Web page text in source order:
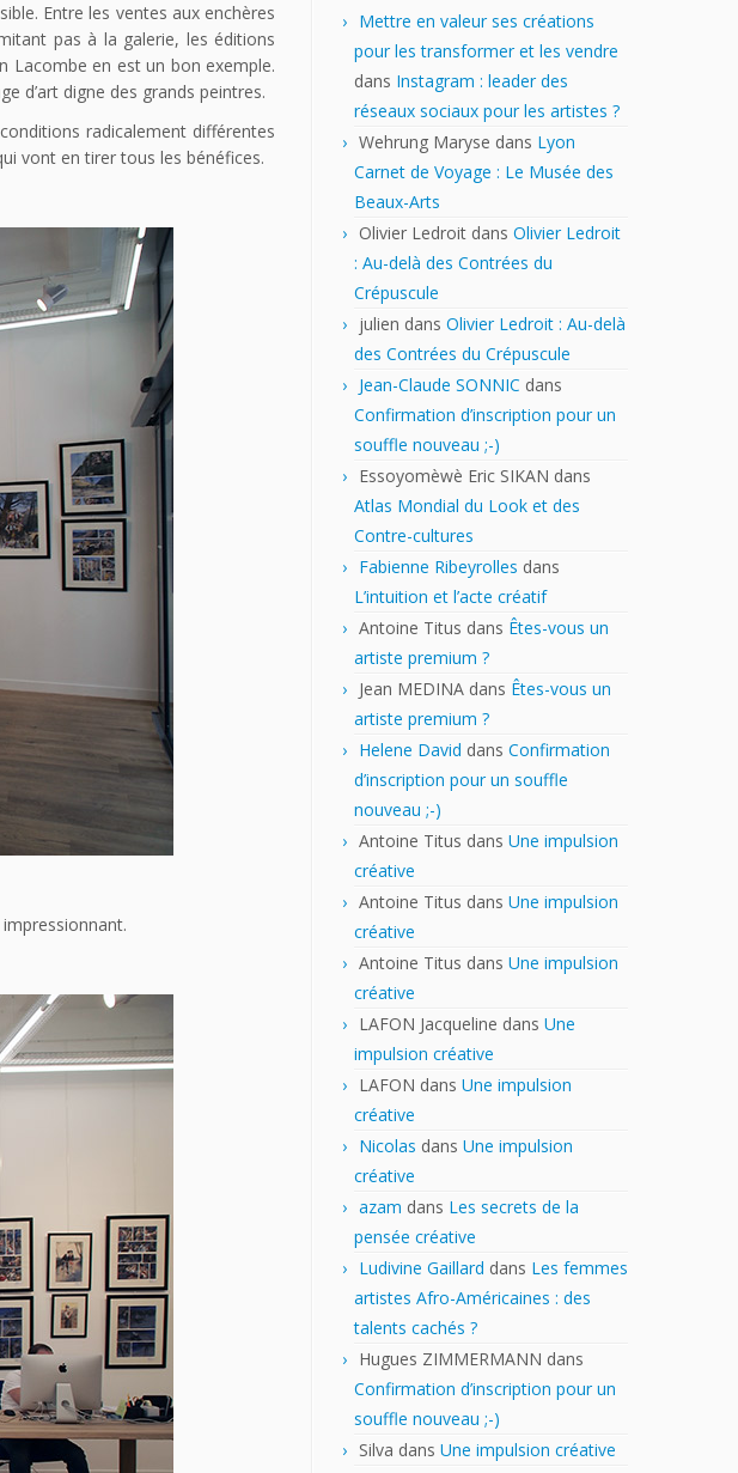
Entre les ventes aux enchères
pas à la galerie, les éditions
Lacombe en est un bon exemple.
d’art digne des grands peintres.
radicalement différentes
vont en tirer tous les bénéfices.
Mettre en valeur ses créations
pour les transformer et les vendre
dans Instagram : leader des
réseaux sociaux pour les artistes ?
Wehrung Maryse dans Lyon
Carnet de Voyage : Le Musée des
Beaux-Arts
Olivier Ledroit dans Olivier Ledroit
: Au-delà des Contrées du
Crépuscule
julien dans Olivier Ledroit : Au-delà
des Contrées du Crépuscule
Jean-Claude SONNIC dans
Confirmation d’inscription pour un
souffle nouveau ;-)
Essoyomèwè Eric SIKAN dans
Atlas Mondial du Look et des
Contre-cultures
Fabienne Ribeyrolles dans
L’intuition et l’acte créatif
Antoine Titus dans Êtes-vous un
artiste premium ?
Jean MEDINA dans Êtes-vous un
artiste premium ?
Helene David dans Confirmation
d’inscription pour un souffle
nouveau ;-)
Antoine Titus dans Une impulsion
créative
Antoine Titus dans Une impulsion
créative
Antoine Titus dans Une impulsion
créative
LAFON Jacqueline dans Une
impulsion créative
LAFON dans Une impulsion
créative
Nicolas dans Une impulsion
créative
azam dans Les secrets de la
pensée créative
Ludivine Gaillard dans Les femmes
artistes Afro-Américaines : des
talents cachés ?
Hugues ZIMMERMANN dans
Confirmation d’inscription pour un
souffle nouveau ;-)
Silva dans Une impulsion créative